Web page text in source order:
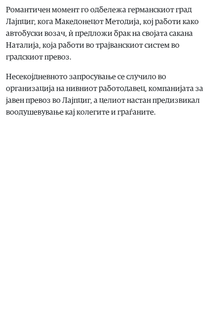
Романтичен момент го одбележа германскиот град
Лајпциг, кога Македонецот Методија, кој работи како
автобуски возач, ѝ предложи брак на својата сакана
Наталија, која работи во трајванскиот систем во
градскиот превоз.
Несекојдневното запросување се случило во
организација на нивниот работодавец, компанијата за
јавен превоз во Лајпциг, а целиот настан предизвикал
воодушевување кај колегите и граѓаните.